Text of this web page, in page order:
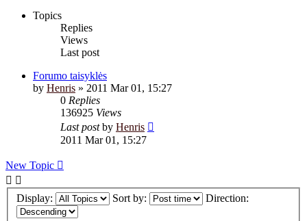
Topics
Replies
Views
Last post
Forumo taisyklės
by Henris » 2011 Mar 01, 15:27
0 Replies
136925 Views
Last postby Henris
2011 Mar 01, 15:27
New Topic
Display: Sort by: Direction: